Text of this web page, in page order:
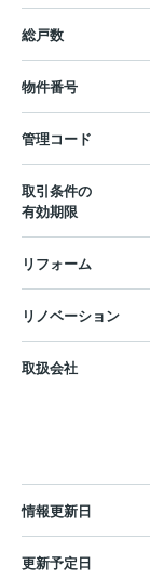
総戸数
物件番号
管理コード
取引条件の
有効期限
リフォーム
リノベーション
取扱会社
情報更新日
更新予定日